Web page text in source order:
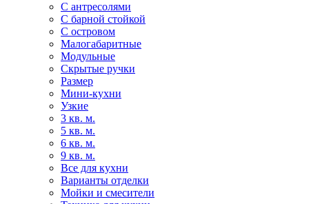
С антресолями
С барной стойкой
С островом
Малогабаритные
Модульные
Скрытые ручки
Размер
Мини-кухни
Узкие
3 кв. м.
5 кв. м.
6 кв. м.
9 кв. м.
Все для кухни
Варианты отделки
Мойки и смесители